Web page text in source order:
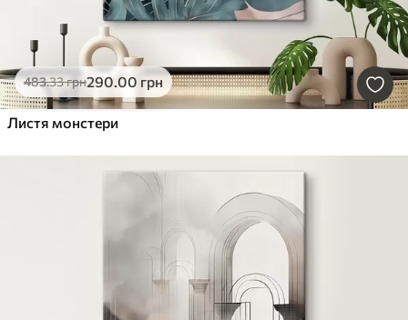
483.33грн290.00 грн
Листя монстери